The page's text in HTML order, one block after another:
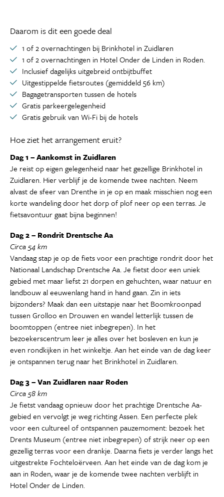
Daarom is dit een goede deal
1 of 2 overnachtingen bij Brinkhotel in Zuidlaren
1 of 2 overnachtingen in Hotel Onder de Linden in Roden.
Inclusief dagelijks uitgebreid ontbijtbuffet
Uitgestippelde fietsroutes (gemiddeld 56 km)
Bagagetransporten tussen de hotels
Gratis parkeergelegenheid
Gratis gebruik van Wi-Fi bij de hotels
Hoe ziet het arrangement eruit?
Dag 1 – Aankomst in Zuidlaren
Je reist op eigen gelegenheid naar het gezellige Brinkhotel in
Zuidlaren. Hier verblijf je de komende twee nachten. Neem
alvast de sfeer van Drenthe in je op en maak misschien nog een
korte wandeling door het dorp of plof neer op een terras. Je
fietsavontuur gaat bijna beginnen!
Dag 2 – Rondrit Drentsche Aa
Circa 54 km
Vandaag stap je op de fiets voor een prachtige rondrit door het
Nationaal Landschap Drentsche Aa. Je fietst door een uniek
gebied met maar liefst 21 dorpen en gehuchten, waar natuur en
landbouw al eeuwenlang hand in hand gaan. Zin in iets
bijzonders? Maak dan een uitstapje naar het Boomkroonpad
tussen Grolloo en Drouwen en wandel letterlijk tussen de
boomtoppen (entree niet inbegrepen). In het
bezoekerscentrum leer je alles over het bosleven en kun je
even rondkijken in het winkeltje. Aan het einde van de dag keer
je ontspannen terug naar het Brinkhotel in Zuidlaren.
Dag 3 – Van Zuidlaren naar Roden
Circa 58 km
Je fietst vandaag opnieuw door het prachtige Drentsche Aa-
gebied en vervolgt je weg richting Assen. Een perfecte plek
voor een cultureel of ontspannen pauzemoment: bezoek het
Drents Museum (entree niet inbegrepen) of strijk neer op een
gezellig terras voor een drankje. Daarna fiets je verder langs het
uitgestrekte Fochteloërveen. Aan het einde van de dag kom je
aan in Roden, waar je de komende twee nachten verblijft in
Hotel Onder de Linden.